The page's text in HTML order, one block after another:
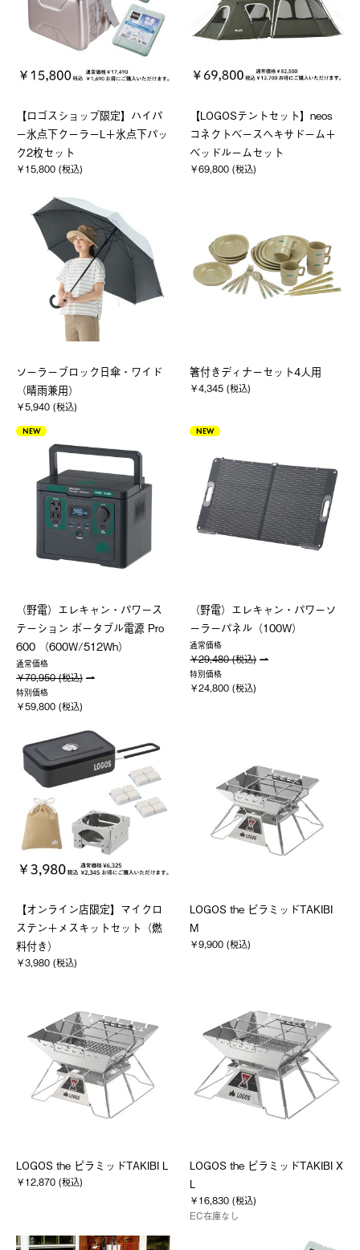
【ロゴスショップ限定】ハイパ
ー氷点下クーラーL＋氷点下パッ
ク2枚セット
￥15,800 (税込)
【LOGOSテントセット】neos
コネクトベースヘキサドーム＋
ベッドルームセット
￥69,800 (税込)
ソーラーブロック日傘・ワイド
（晴雨兼用）
￥5,940 (税込)
箸付きディナーセット4人用
￥4,345 (税込)
NEW
（野電）エレキャン・パワース
テーション ポータブル電源 Pro
600 （600W/512Wh）
通常価格
￥70,950 (税込)
特別価格
￥59,800 (税込)
NEW
（野電）エレキャン・パワーソ
ーラーパネル（100W）
通常価格
￥29,480 (税込)
特別価格
￥24,800 (税込)
【オンライン店限定】マイクロ
ステン＋メスキットセット（燃
料付き）
￥3,980 (税込)
LOGOS the ピラミッドTAKIBI
M
￥9,900 (税込)
LOGOS the ピラミッドTAKIBI L
￥12,870 (税込)
LOGOS the ピラミッドTAKIBI X
L
￥16,830 (税込)
EC在庫なし